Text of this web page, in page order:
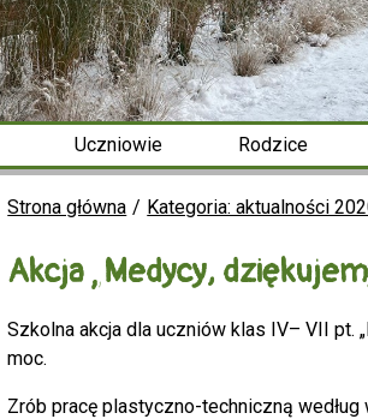
Uczniowie Rodzice
Strona główna Kategoria: aktualności
Akcja „Medycy,
Szkolna akcja dla uczniów klas IV– VII pt.
moc.
Zrób pracę plastyczno-techniczną według